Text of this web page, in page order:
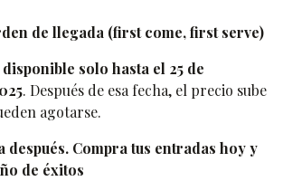
de llegada (first come, first serve)
solo hasta el 25 de
. Después de esa fecha, el precio sube
agotarse.
después. Compra tus entradas hoy y
de éxitos